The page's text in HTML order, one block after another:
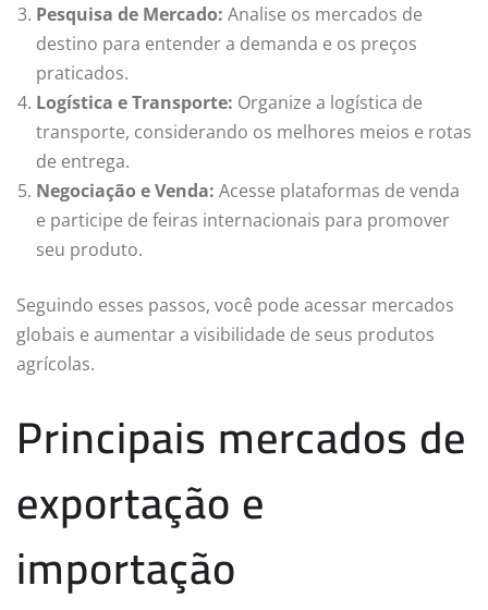
Pesquisa de Mercado: Analise os mercados de
destino para entender a demanda e os preços
praticados.
Logística e Transporte: Organize a logística de
transporte, considerando os melhores meios e rotas
de entrega.
Negociação e Venda: Acesse plataformas de venda
e participe de feiras internacionais para promover
seu produto.
Seguindo esses passos, você pode acessar mercados
globais e aumentar a visibilidade de seus produtos
agrícolas.
Principais mercados de
exportação e
importação